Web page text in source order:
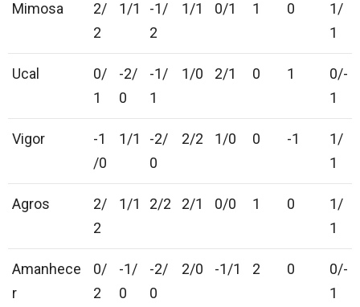
Mimosa
2/
2
1/1
-1/
2
1/1 0/1 1 0
1/
1
Ucal
0/
1
-2/
0
-1/
1
1/0 2/1 0 1
0/-
1
Vigor
-1
/0
1/1
-2/
0
2/2 1/0 0 -1
1/
1
Agros
2/
2
1/1 2/2 2/1 0/0 1 0
1/
1
Amanhece
r
0/
2
-1/
0
-2/
0
2/0 -1/1 2 0
0/-
1